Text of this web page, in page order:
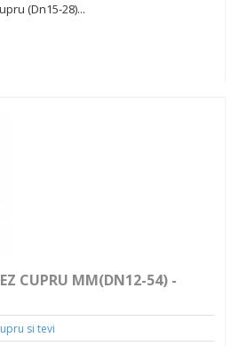
(Dn15-28)...
CUPRU MM(DN12-54) -
si tevi